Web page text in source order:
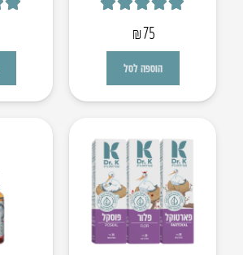
₪75
הוספה לסל